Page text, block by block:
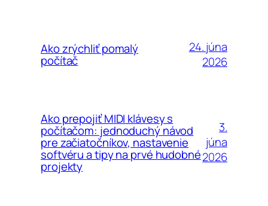
Ako zrýchliť pomalý
počítač
24. júna
2026
Ako prepojiť MIDI klávesy s
počítačom: jednoduchý návod
pre začiatočníkov, nastavenie
softvéru a tipy na prvé hudobné
projekty
3.
júna
2026